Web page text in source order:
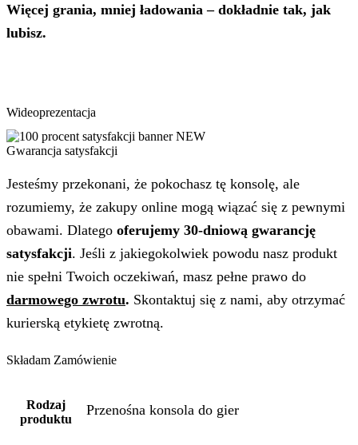
Więcej grania, mniej ładowania – dokładnie tak, jak
lubisz.
Wideoprezentacja
Gwarancja satysfakcji
Jesteśmy przekonani, że pokochasz tę konsolę, ale
rozumiemy, że zakupy online mogą wiązać się z pewnymi
obawami. Dlatego oferujemy 30-dniową gwarancję
satysfakcji. Jeśli z jakiegokolwiek powodu nasz produkt
nie spełni Twoich oczekiwań, masz pełne prawo do
darmowego zwrotu. Skontaktuj się z nami, aby otrzymać
kurierską etykietę zwrotną.
Składam Zamówienie
Rodzaj
produktu
Przenośna konsola do gier